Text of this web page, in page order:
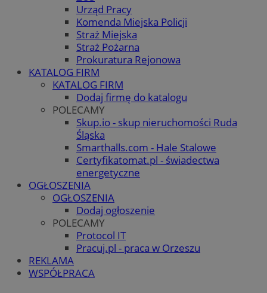
Urząd Pracy
Komenda Miejska Policji
Straż Miejska
Straż Pożarna
Prokuratura Rejonowa
KATALOG FIRM
KATALOG FIRM
Dodaj firmę do katalogu
POLECAMY
Skup.io - skup nieruchomości Ruda
Śląska
Smarthalls.com - Hale Stalowe
Certyfikatomat.pl - świadectwa
energetyczne
OGŁOSZENIA
OGŁOSZENIA
Dodaj ogłoszenie
POLECAMY
Protocol IT
Pracuj.pl - praca w Orzeszu
REKLAMA
WSPÓŁPRACA